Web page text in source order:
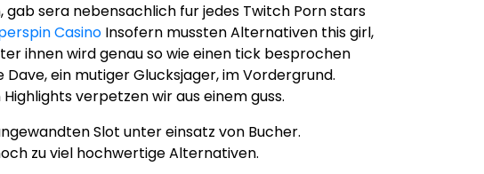
sera nebensachlich fur jedes Twitch Porn stars
Casino Insofern mussten Alternativen this girl,
ihnen wird genau so wie einen tick besprochen
ein mutiger Glucksjager, im Vordergrund.
verpetzen wir aus einem guss.
Slot unter einsatz von Bucher.
zu viel hochwertige Alternativen.